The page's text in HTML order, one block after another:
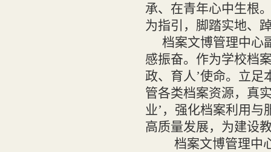
承、在青年心中生根
为指引，脚踏实地、
档案文博管理中心
感振奋。作为学校档
政、育人’使命。立足
管各类档案资源，真
业’，强化档案利用
高质量发展，为建设
档案文博管理中